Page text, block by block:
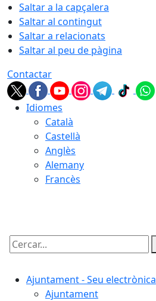
Saltar a la capçalera
Saltar al contingut
Saltar a relacionats
Saltar al peu de pàgina
Contactar
Idiomes
Català
Castellà
Anglès
Alemany
Francès
Cercar:
Ajuntament - Seu electrònica
Ajuntament